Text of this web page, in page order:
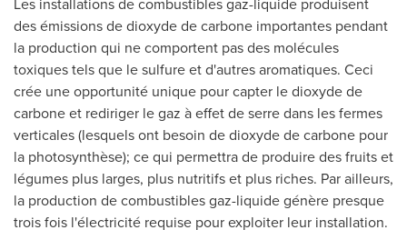
des émissions de dioxyde de carbone importantes pendant
la production qui ne comportent pas des molécules
toxiques tels que le sulfure et d'autres aromatiques. Ceci
crée une opportunité unique pour capter le dioxyde de
carbone et rediriger le gaz à effet de serre dans les fermes
verticales (lesquels ont besoin de dioxyde de carbone pour
la photosynthèse); ce qui permettra de produire des fruits et
légumes plus larges, plus nutritifs et plus riches. Par ailleurs,
la production de combustibles gaz-liquide génère presque
trois fois l'électricité requise pour exploiter leur installation.